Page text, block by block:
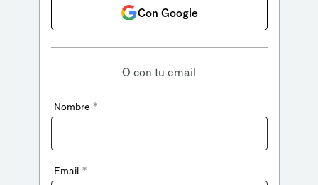
Con Google
O con tu email
Nombre *
Email *